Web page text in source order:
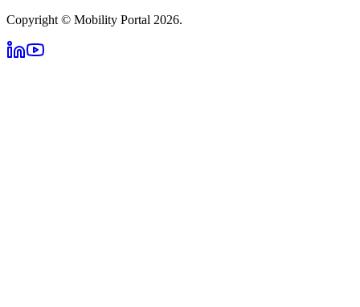
Copyright © Mobility Portal 2026.